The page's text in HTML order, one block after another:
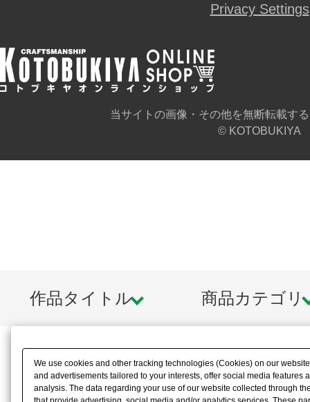
Privacy Settings
当サイトの画像・その他を無断転載す
© KOTOBUKIYA
作品タイトル 商品カテゴリ
We use cookies and other tracking technologies (Cookies) on our
and advertisements tailored to your interests, offer social media features
analysis. The data regarding your use of our website collected through